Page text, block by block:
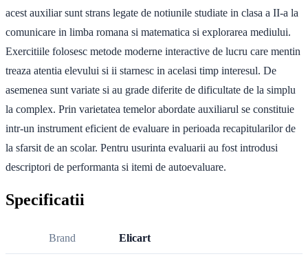
acest auxiliar sunt strans legate de notiunile studiate in clasa a II-a la
comunicare in limba romana si matematica si explorarea mediului.
Exercitiile folosesc metode moderne interactive de lucru care mentin
treaza atentia elevului si ii starnesc in acelasi timp interesul. De
asemenea sunt variate si au grade diferite de dificultate de la simplu
la complex. Prin varietatea temelor abordate auxiliarul se constituie
intr-un instrument eficient de evaluare in perioada recapitularilor de
la sfarsit de an scolar. Pentru usurinta evaluarii au fost introdusi
descriptori de performanta si itemi de autoevaluare.
Specificatii
Brand Elicart